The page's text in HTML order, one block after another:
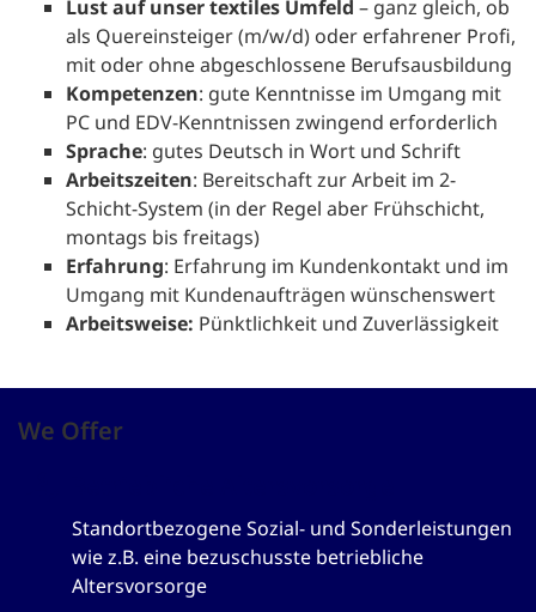
Lust auf unser textiles Umfeld – ganz gleich, ob
als Quereinsteiger (m/w/d) oder erfahrener Profi,
mit oder ohne abgeschlossene Berufsausbildung
Kompetenzen: gute Kenntnisse im Umgang mit
PC und EDV-Kenntnissen zwingend erforderlich
Sprache: gutes Deutsch in Wort und Schrift
Arbeitszeiten: Bereitschaft zur Arbeit im 2-
Schicht-System (in der Regel aber Frühschicht,
montags bis freitags)
Erfahrung: Erfahrung im Kundenkontakt und im
Umgang mit Kundenaufträgen wünschenswert
Arbeitsweise: Pünktlichkeit und Zuverlässigkeit
We Offer
Standortbezogene Sozial- und Sonderleistungen
wie z.B. eine bezuschusste betriebliche
Altersvorsorge